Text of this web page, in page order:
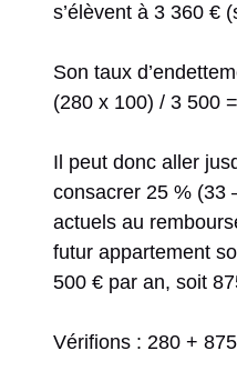
s’élèvent à 3 360 €
Son taux
(280 x 100) / 3 500
Il peut donc aller
consacrer 25 % (33
actuels au
futur appartement
500 € par an, soit
Vérifions : 280 +